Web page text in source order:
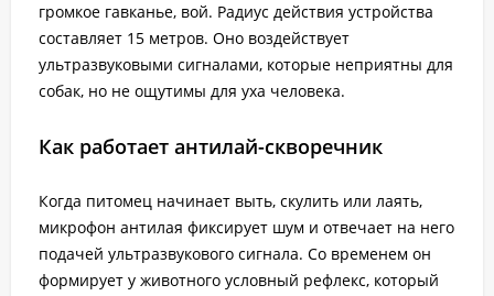
громкое гавканье, вой. Радиус действия устройства
составляет 15 метров. Оно воздействует
ультразвуковыми сигналами, которые неприятны для
собак, но не ощутимы для уха человека.
Как работает антилай-скворечник
Когда питомец начинает выть, скулить или лаять,
микрофон антилая фиксирует шум и отвечает на него
подачей ультразвукового сигнала. Со временем он
формирует у животного условный рефлекс, который